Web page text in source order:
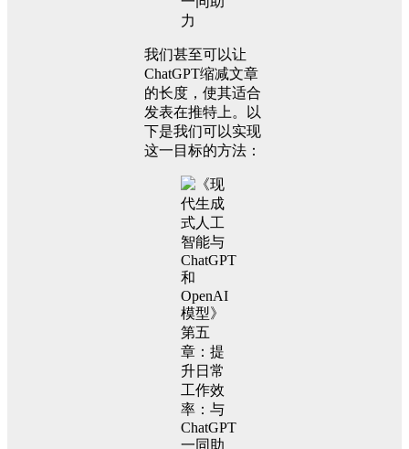
我们甚至可以让
ChatGPT缩减文章
的长度，使其适合
发表在推特上。以
下是我们可以实现
这一目标的方法：